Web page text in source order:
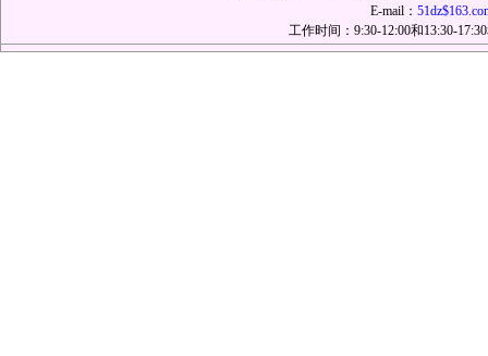
E-mail：
工作时间：9:30-12:00和13:30-